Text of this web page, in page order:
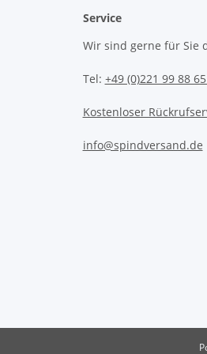
Service
Wir sind gerne für Sie
Tel: +49 (0)221 99 88
Kostenloser
info@spindversand.de